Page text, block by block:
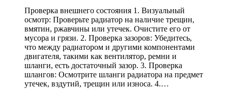
Проверка внешнего состояния 1. Визуальный
осмотр: Проверьте радиатор на наличие трещин,
вмятин, ржавчины или утечек. Очистите его от
мусора и грязи. 2. Проверка зазоров: Убедитесь,
что между радиатором и другими компонентами
двигателя, такими как вентилятор, ремни и
шланги, есть достаточный зазор. 3. Проверка
шлангов: Осмотрите шланги радиатора на предмет
утечек, вздутий, трещин или износа. 4.…